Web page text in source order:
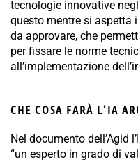
tecnologie innovative
questo mentre si aspetta
da approvare, che
per fissare le norme
all’implementazione
CHE COSA FARÀ L’IA
Nel documento dell’Agid
“un esperto in grado di